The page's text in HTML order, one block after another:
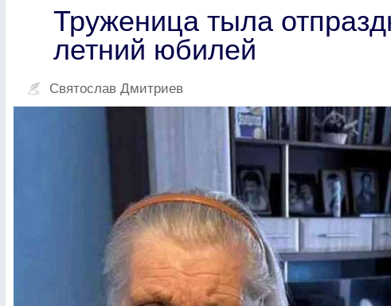
Труженица тыла
летний юбилей
Святослав Дмитриев